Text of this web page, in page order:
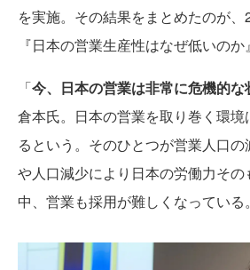
を実施。その結果をまとめたのが
『日本の営業生産性はなぜ低いのか
「今、日本の営業は非常に危機的
倉本氏。日本の営業を取り巻く環
るという。そのひとつが営業人口
や人口減少により日本の労働力その
中、営業も採用が難しくなっている。